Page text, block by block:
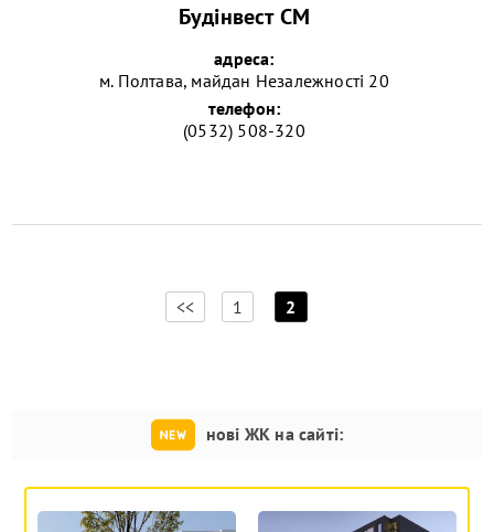
Будінвест СМ
адреса:
м. Полтава, майдан Незалежності 20
телефон:
(0532) 508-320
<< 1
[
2
нові ЖК на сайті: